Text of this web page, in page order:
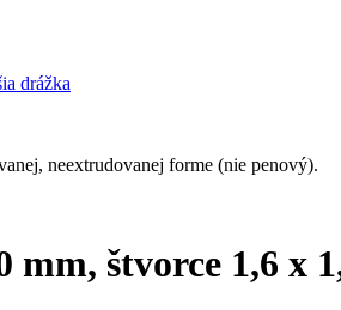
neextrudovanej forme (nie penový).
štvorce 1,6 x